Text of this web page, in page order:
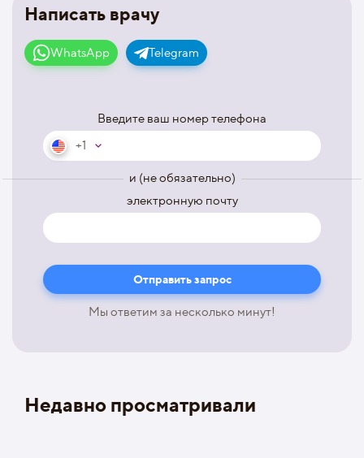
Написать врачу
WhatsApp Telegram
Введите ваш номер телефона
+1
и (не обязательно)
электронную почту
Мы ответим за несколько минут!
Недавно просматривали